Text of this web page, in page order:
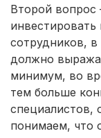
Второй
сотрудников,
должно
минимум, во
тем больше
специалистов,
понимаем, что